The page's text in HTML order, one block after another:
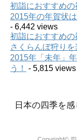
初詣におすすめ
2015年の年賀状
- 6,442 views
初詣におすすめ
さくらんぼ狩り
2015年「未年」
う！
- 5,815 views
日本の四季を